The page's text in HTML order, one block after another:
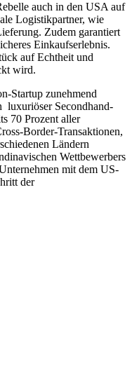
auch in den USA auf
Logistikpartner, wie
Zudem garantiert
Einkaufserlebnis.
auf Echtheit und
wird.
Startup zunehmend
luxuriöser Secondhand-
70 Prozent aller
Border-Transaktionen,
Ländern
Wettbewerbers
mit dem US-
der